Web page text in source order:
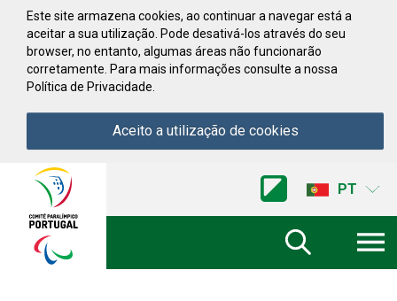
Saltar para conteúdo
Este site armazena cookies, ao continuar a navegar está a
aceitar a sua utilização. Pode desativá-los através do seu
browser, no entanto, algumas áreas não funcionarão
corretamente. Para mais informações consulte a nossa
Política de Privacidade.
Aceito a utilização de cookies
Comite
Paralimpico
Portugal
PT